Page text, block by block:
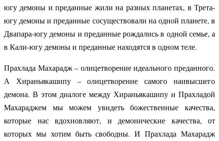
югу демоны и преданные жили на разных планетах, в Трета-
югу демоны и преданные сосуществовали на одной планете, в
Двапара-югу демоны и преданные рождались в одной семье, а
в Кали-югу демоны и преданные находятся в одном теле.
Прахлада Махарадж – олицетворение идеального преданного.
А Хираньякашипу – олицетворение самого наивысшего
демона. В этом диалоге между Хираньякашипу и Прахладой
Махараджем мы можем увидеть божественные качества,
которые нас вдохновляют, и демонические качества, от
которых мы хотим быть свободны. И Прахлада Махарадж